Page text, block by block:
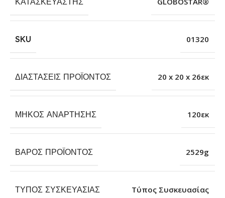
SKU 01320
ΔΙΑΣΤΆΣΕΙΣ ΠΡΟΪΌΝΤΟΣ 20 x 20 x 26εκ
ΜΉΚΟΣ ΑΝΆΡΤΗΣΗΣ 120εκ
ΒΆΡΟΣ ΠΡΟΪΌΝΤΟΣ 2529g
ΤΎΠΟΣ ΣΥΣΚΕΥΑΣΊΑΣ Τύπος Συσκευασίας